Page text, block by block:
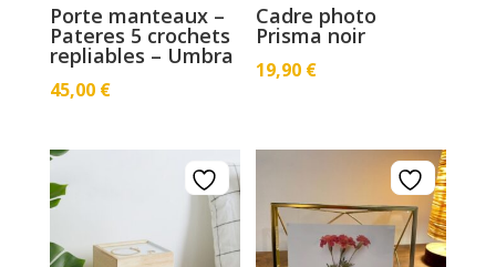
Porte manteaux –
Pateres 5 crochets
repliables – Umbra
45,00 €
Cadre photo
Prisma noir
19,90 €